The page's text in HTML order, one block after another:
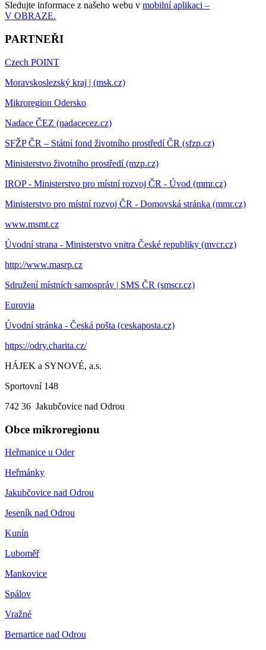
Sledujte informace z našeho webu v mobilní aplikaci –
V OBRAZE.
PARTNEŘI
Czech POINT
Moravskoslezský kraj | (msk.cz)
Mikroregion Odersko
Nadace ČEZ (nadacecez.cz)
SFŽP ČR – Státní fond životního prostředí ČR (sfzp.cz)
Ministerstvo životního prostředí (mzp.cz)
IROP - Ministerstvo pro místní rozvoj ČR - Úvod (mmr.cz)
Ministerstvo pro místní rozvoj ČR - Domovská stránka (mmr.cz)
www.msmt.cz
Úvodní strana - Ministerstvo vnitra České republiky (mvcr.cz)
http://www.masrp.cz
Sdružení místních samospráv | SMS ČR (smscr.cz)
Eurovia
Úvodní stránka - Česká pošta (ceskaposta.cz)
https://odry.charita.cz/
HÁJEK a SYNOVÉ, a.s.
Sportovní 148
742 36 Jakubčovice nad Odrou
Obce mikroregionu
Heřmanice u Oder
Heřmánky
Jakubčovice nad Odrou
Jeseník nad Odrou
Kunín
Luboměř
Mankovice
Spálov
Vražné
Bernartice nad Odrou